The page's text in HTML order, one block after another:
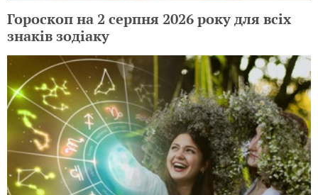
Гороскоп на 2 серпня 2026 року для всіх
знаків зодіаку